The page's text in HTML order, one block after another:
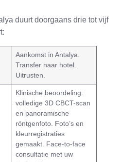
duurt doorgaans drie tot vijf
Aankomst in Antalya.
Transfer naar hotel.
Uitrusten.
Klinische beoordeling:
volledige 3D CBCT-scan
en panoramische
röntgenfoto. Foto’s en
kleurregistraties
gemaakt. Face-to-face
consultatie met uw